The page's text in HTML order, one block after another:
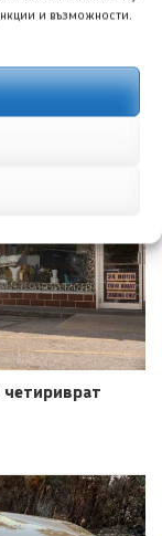
и възможности.